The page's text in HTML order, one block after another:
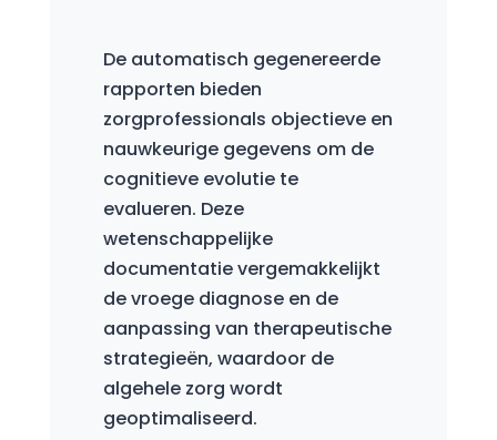
De automatisch gegenereerde
rapporten bieden
zorgprofessionals objectieve en
nauwkeurige gegevens om de
cognitieve evolutie te
evalueren. Deze
wetenschappelijke
documentatie vergemakkelijkt
de vroege diagnose en de
aanpassing van therapeutische
strategieën, waardoor de
algehele zorg wordt
geoptimaliseerd.